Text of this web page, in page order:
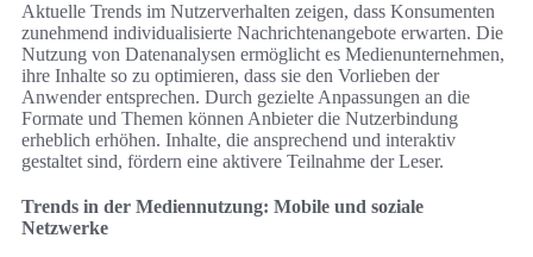
Aktuelle Trends im Nutzerverhalten zeigen, dass Konsumenten
zunehmend individualisierte Nachrichtenangebote erwarten. Die
Nutzung von Datenanalysen ermöglicht es Medienunternehmen,
ihre Inhalte so zu optimieren, dass sie den Vorlieben der
Anwender entsprechen. Durch gezielte Anpassungen an die
Formate und Themen können Anbieter die Nutzerbindung
erheblich erhöhen. Inhalte, die ansprechend und interaktiv
gestaltet sind, fördern eine aktivere Teilnahme der Leser.
Trends in der Mediennutzung: Mobile und soziale
Netzwerke